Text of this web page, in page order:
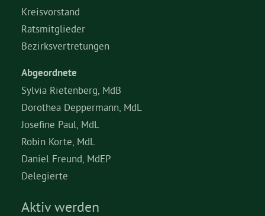
Kreisvorstand
Ratsmitglieder
Bezirksvertretungen
Abgeordnete
Sylvia Rietenberg, MdB
Dorothea Deppermann, MdL
Josefine Paul, MdL
Robin Korte, MdL
Daniel Freund, MdEP
Delegierte
Aktiv werden